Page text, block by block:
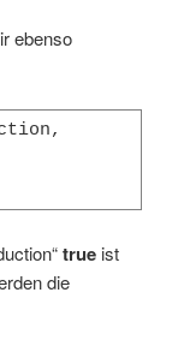
ebenso
true ist
die